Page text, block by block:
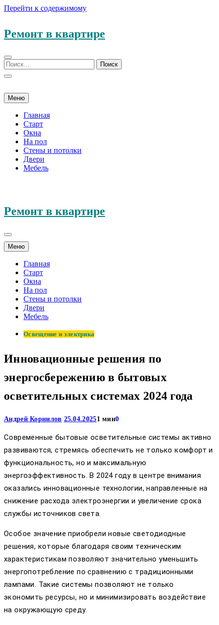
Перейти к содержимому
Ремонт в квартире
Меню
Главная
Старт
Окна
На пол
Стены и потолки
Двери
Мебель
Ремонт в квартире
Меню
Главная
Старт
Окна
На пол
Стены и потолки
Двери
Мебель
Освещение и электрика
Инновационные решения по
энергосбережению в бытовых
осветительных системах 2024 года
Андрей Корнилов 25.04.20251 мин0
Современные бытовые осветительные системы активно
развиваются, стремясь обеспечить не только комфорт и
функциональность, но и максимальную
энергоэффективность. В 2024 году в центре внимания
оказались инновационные технологии, направленные на
снижение расхода электроэнергии и увеличение срока
службы источников света.
Особое значение приобрели новые светодиодные
решения, которые благодаря своим техническим
характеристикам позволяют значительно уменьшить
энергопотребление по сравнению с традиционными
лампами. Такие системы позволяют не только
экономить ресурсы, но и минимизировать воздействие
на окружающую среду.